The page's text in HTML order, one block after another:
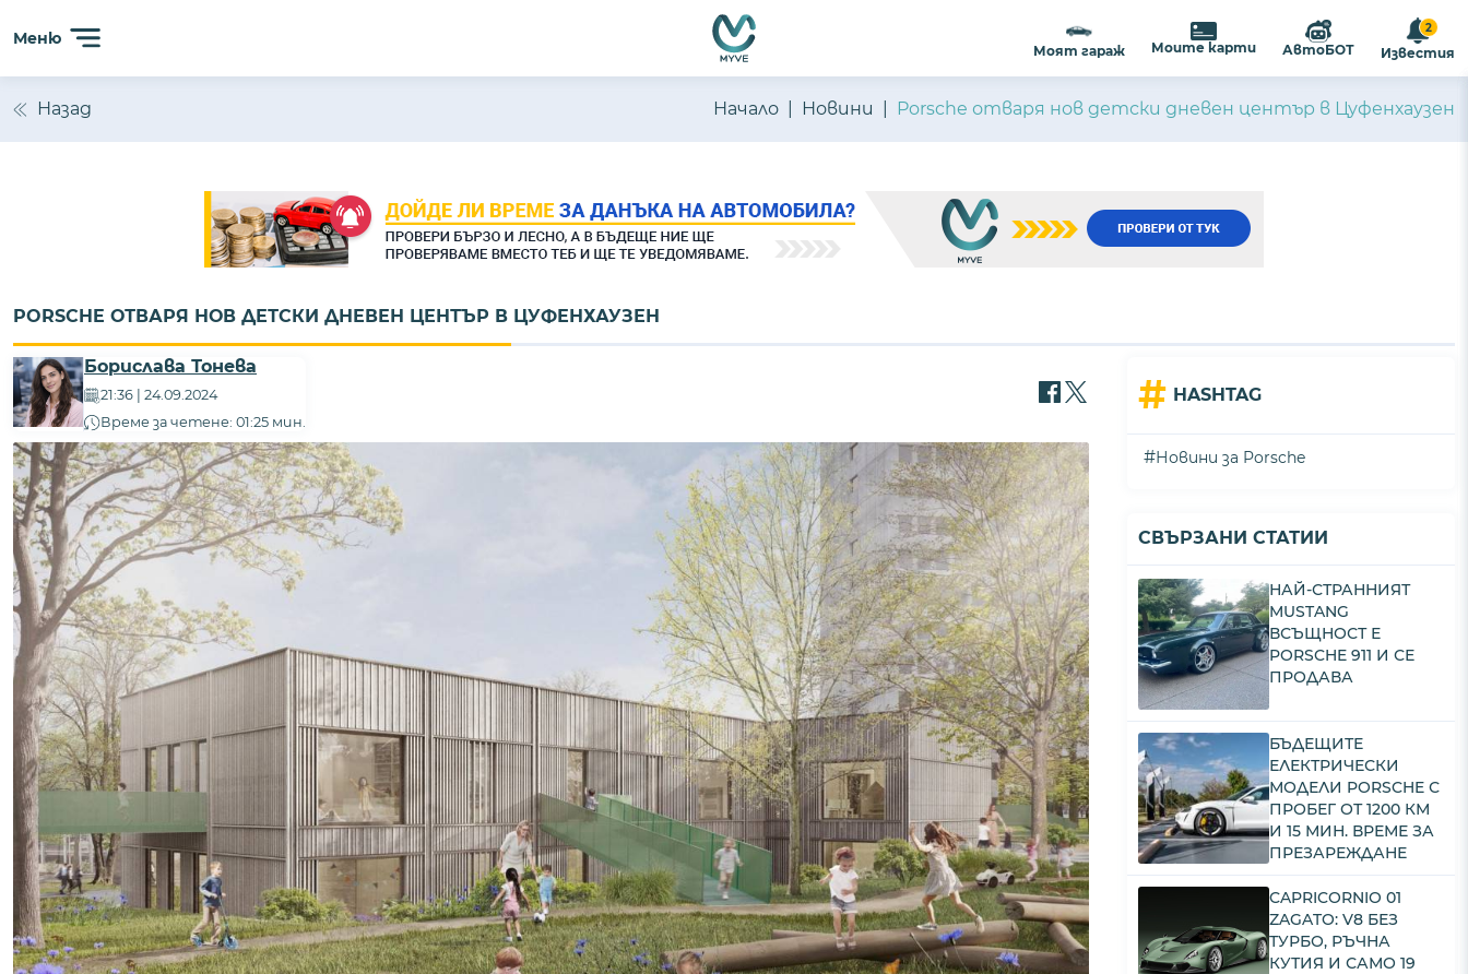
Меню
Моят гараж Моите карти АвтоБОТ
2
Известия
Назад Начало Новини Porsche отваря нов детски дневен център в Цуфенхаузен
PORSCHE ОТВАРЯ НОВ ДЕТСКИ ДНЕВЕН ЦЕНТЪР В ЦУФЕНХАУЗЕН
Борислава Тонева
21:36 | 24.09.2024
Време за четене: 01:25 мин.
# HASHTAG
#Новини за Porsche
СВЪРЗАНИ СТАТИИ
НАЙ-СТРАННИЯТ
MUSTANG
ВСЪЩНОСТ Е
PORSCHE 911 И СЕ
ПРОДАВА
БЪДЕЩИТЕ
ЕЛЕКТРИЧЕСКИ
МОДЕЛИ PORSCHE С
ПРОБЕГ ОТ 1200 КМ
И 15 МИН. ВРЕМЕ ЗА
ПРЕЗАРЕЖДАНЕ
CAPRICORNIO 01
ZAGATO: V8 БЕЗ
ТУРБО, РЪЧНА
КУТИЯ И САМО 19